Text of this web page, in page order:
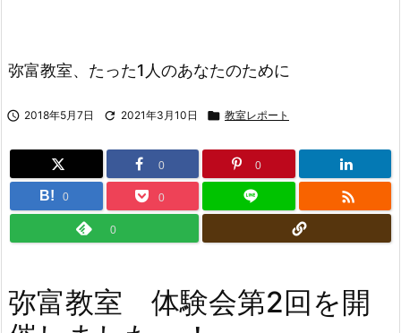
弥富教室、たった1人のあなたのために
 2018年5月7日  2021年3月10日  教室レポート
0 0
B! 0 0 
0
弥富教室 体験会第2回を開